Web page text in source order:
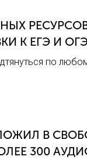
К ЕГЭ И
по
В
300